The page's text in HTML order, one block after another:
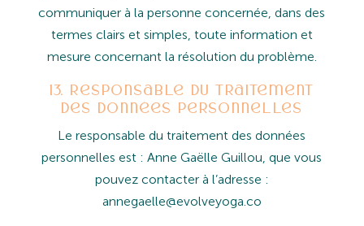
communiquer à la personne concernée, dans des
termes clairs et simples, toute information et
mesure concernant la résolution du problème.
13. Responsable du traitement
des données personnelles
Le responsable du traitement des données
personnelles est : Anne Gaëlle Guillou, que vous
pouvez contacter à l’adresse :
annegaelle@evolveyoga.co